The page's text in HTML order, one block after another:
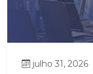
julho 31, 2026